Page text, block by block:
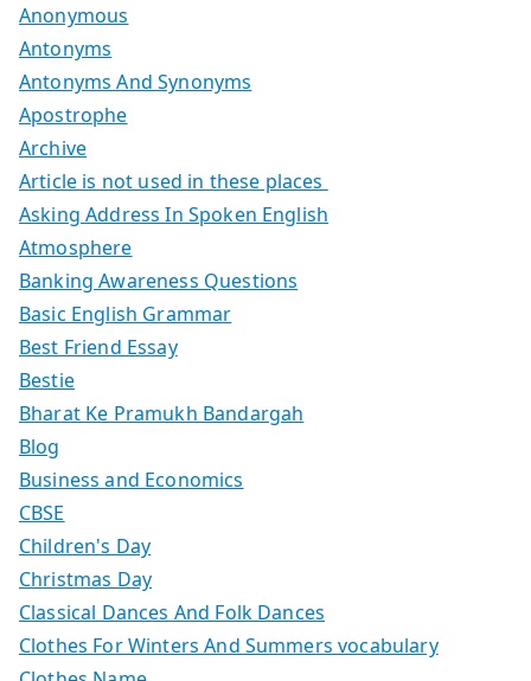
Anonymous
Antonyms
Antonyms And Synonyms
Apostrophe
Archive
Article is not used in these places
Asking Address In Spoken English
Atmosphere
Banking Awareness Questions
Basic English Grammar
Best Friend Essay
Bestie
Bharat Ke Pramukh Bandargah
Blog
Business and Economics
CBSE
Children's Day
Christmas Day
Classical Dances And Folk Dances
Clothes For Winters And Summers vocabulary